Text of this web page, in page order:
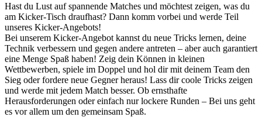
Hast du Lust auf spannende Matches und möchtest zeigen, was du
am Kicker-Tisch draufhast? Dann komm vorbei und werde Teil
unseres Kicker-Angebots!
Bei unserem Kicker-Angebot kannst du neue Tricks lernen, deine
Technik verbessern und gegen andere antreten – aber auch garantiert
eine Menge Spaß haben! Zeig dein Können in kleinen
Wettbewerben, spiele im Doppel und hol dir mit deinem Team den
Sieg oder fordere neue Gegner heraus! Lass dir coole Tricks zeigen
und werde mit jedem Match besser. Ob ernsthafte
Herausforderungen oder einfach nur lockere Runden – Bei uns geht
es vor allem um den gemeinsam Spaß.